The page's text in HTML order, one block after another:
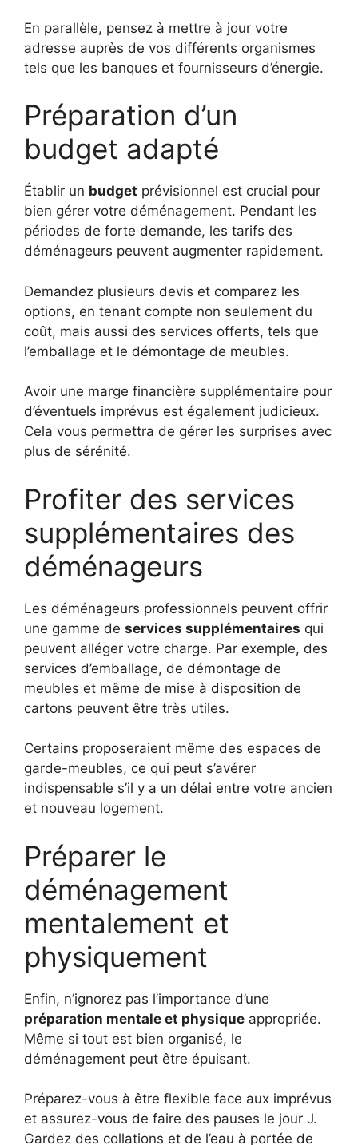
En parallèle, pensez à mettre à jour votre
adresse auprès de vos différents organismes
tels que les banques et fournisseurs d’énergie.
Préparation d’un
budget adapté
Établir un budget prévisionnel est crucial pour
bien gérer votre déménagement. Pendant les
périodes de forte demande, les tarifs des
déménageurs peuvent augmenter rapidement.
Demandez plusieurs devis et comparez les
options, en tenant compte non seulement du
coût, mais aussi des services offerts, tels que
l’emballage et le démontage de meubles.
Avoir une marge financière supplémentaire pour
d’éventuels imprévus est également judicieux.
Cela vous permettra de gérer les surprises avec
plus de sérénité.
Profiter des services
supplémentaires des
déménageurs
Les déménageurs professionnels peuvent offrir
une gamme de services supplémentaires qui
peuvent alléger votre charge. Par exemple, des
services d’emballage, de démontage de
meubles et même de mise à disposition de
cartons peuvent être très utiles.
Certains proposeraient même des espaces de
garde-meubles, ce qui peut s’avérer
indispensable s’il y a un délai entre votre ancien
et nouveau logement.
Préparer le
déménagement
mentalement et
physiquement
Enfin, n’ignorez pas l’importance d’une
préparation mentale et physique appropriée.
Même si tout est bien organisé, le
déménagement peut être épuisant.
Préparez-vous à être flexible face aux imprévus
et assurez-vous de faire des pauses le jour J.
Gardez des collations et de l’eau à portée de